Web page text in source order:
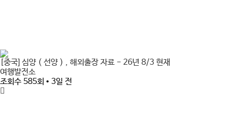
[중국] 심양 ( 선양 ) , 해외출장 자료 - 26년 8/3 현재
여행발전소
조회수 585회 • 3일 전